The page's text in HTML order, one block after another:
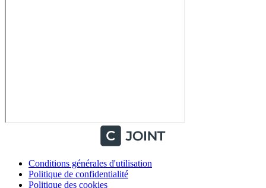
Conditions générales d'utilisation
Politique de confidentialité
Politique des cookies